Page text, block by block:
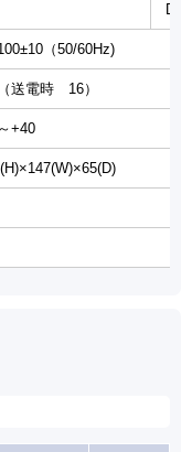
（50/60Hz)
送電時 16）
+40